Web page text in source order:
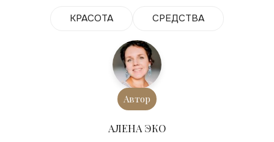
КРАСОТА СРЕДСТВА
Автор
АЛЕНА ЭКО